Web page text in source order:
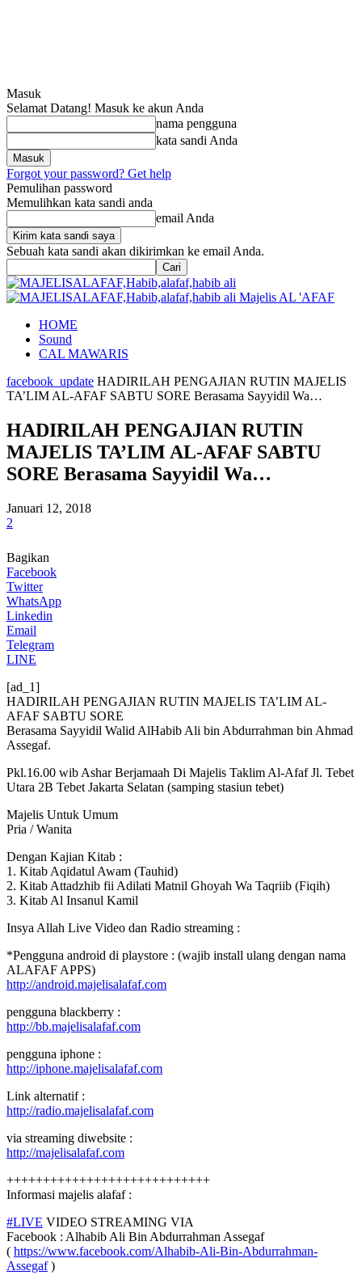
Masuk
Selamat Datang! Masuk ke akun Anda
nama pengguna
kata sandi Anda
Forgot your password? Get help
Pemulihan password
Memulihkan kata sandi anda
email Anda
Sebuah kata sandi akan dikirimkan ke email Anda.
Majelis AL 'AFAF
HOME
Sound
CAL MAWARIS
facebook_update HADIRILAH PENGAJIAN RUTIN MAJELIS
TA’LIM AL-AFAF SABTU SORE Berasama Sayyidil Wa…
HADIRILAH PENGAJIAN RUTIN
MAJELIS TA’LIM AL-AFAF SABTU
SORE Berasama Sayyidil Wa…
Januari 12, 2018
2
Bagikan
Facebook
Twitter
WhatsApp
Linkedin
Email
Telegram
LINE
[ad_1]
HADIRILAH PENGAJIAN RUTIN MAJELIS TA’LIM AL-
AFAF SABTU SORE
Berasama Sayyidil Walid AlHabib Ali bin Abdurrahman bin Ahmad
Assegaf.
Pkl.16.00 wib Ashar Berjamaah Di Majelis Taklim Al-Afaf Jl. Tebet
Utara 2B Tebet Jakarta Selatan (samping stasiun tebet)
Majelis Untuk Umum
Pria / Wanita
Dengan Kajian Kitab :
1. Kitab Aqidatul Awam (Tauhid)
2. Kitab Attadzhib fii Adilati Matnil Ghoyah Wa Taqriib (Fiqih)
3. Kitab Al Insanul Kamil
Insya Allah Live Video dan Radio streaming :
*Pengguna android di playstore : (wajib install ulang dengan nama
ALAFAF APPS)
http://android.majelisalafaf.com
pengguna blackberry :
http://bb.majelisalafaf.com
pengguna iphone :
http://iphone.majelisalafaf.com
Link alternatif :
http://radio.majelisalafaf.com
via streaming diwebsite :
http://majelisalafaf.com
++++++++++++++++++++++++++++
Informasi majelis alafaf :
#LIVE VIDEO STREAMING VIA
Facebook : Alhabib Ali Bin Abdurrahman Assegaf
( https://www.facebook.com/Alhabib-Ali-Bin-Abdurrahman-
Assegaf)